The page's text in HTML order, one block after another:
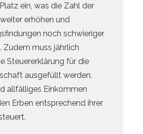
ein, was die Zahl der
erhöhen und
noch schwieriger
Zudem muss jährlich
Steuererklärung für die
ausgefüllt werden.
allfälliges Einkommen
Erben entsprechend ihrer